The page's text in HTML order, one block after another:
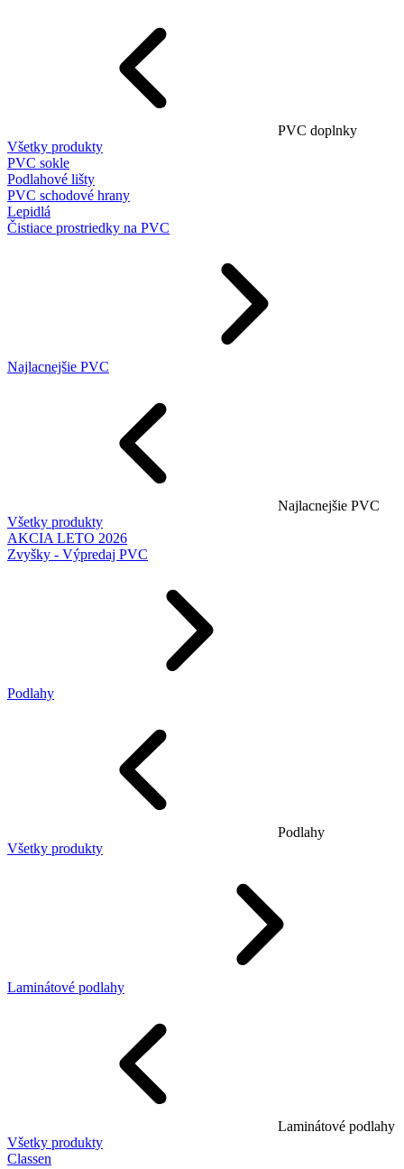
PVC doplnky
Všetky produkty
PVC sokle
Podlahové lišty
PVC schodové hrany
Lepidlá
Čistiace prostriedky na PVC
Najlacnejšie PVC
Najlacnejšie PVC
Všetky produkty
AKCIA LETO 2026
Zvyšky - Výpredaj PVC
Podlahy
Podlahy
Všetky produkty
Laminátové podlahy
Laminátové podlahy
Všetky produkty
Classen